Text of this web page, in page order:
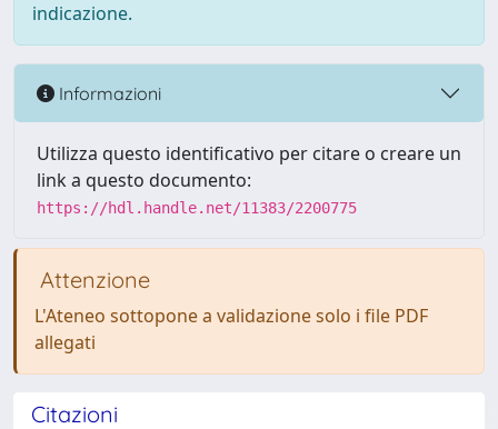
indicazione.
Informazioni
Utilizza questo identificativo per citare o creare un
link a questo documento:
https://hdl.handle.net/11383/2200775
Attenzione
L'Ateneo sottopone a validazione solo i file PDF
allegati
Citazioni